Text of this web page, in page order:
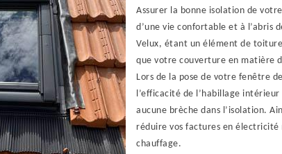
Assurer la bonne isolation de
d’une vie confortable et à l’abris
Velux, étant un élément de
que votre couverture en matière
Lors de la pose de votre fenêtre
l’efficacité de l’habillage
aucune brèche dans l’isolation.
réduire vos factures en électricité
chauffage.